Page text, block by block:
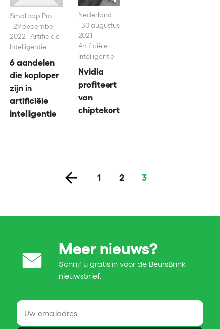
Smallcap Pro
29 december
2022 - Artificiële
Intelligentie
6 aandelen
die koploper
zijn in
artificiële
intelligentie
Nederland
30 augustus
2021 -
Artificiële
Intelligentie
Nvidia
profiteert
van
chiptekort
1 2 3
Meer nieuws?
Schrijf u gratis in voor de BeursBrink
nieuwsbrief.